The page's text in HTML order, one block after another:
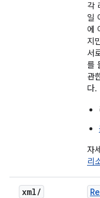
각
일
에
지
서
를
관
다.
자
리
xml/